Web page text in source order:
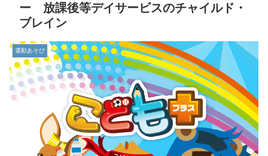
ー 放課後等デイサービスのチャイルド・
ブレイン
運動あそび